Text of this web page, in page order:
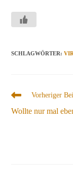
SCHLAGWÖRTER:
Weitere
ansehen
Vorheriger
Wollte nur mal